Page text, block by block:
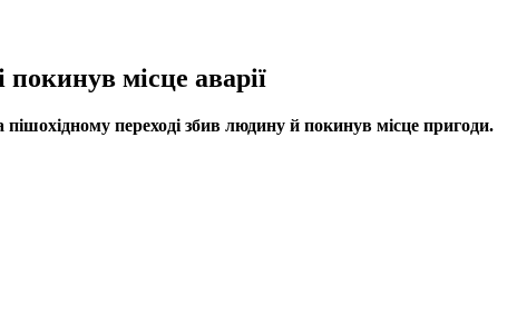
місце аварії
переході збив людину й покинув місце пригоди.